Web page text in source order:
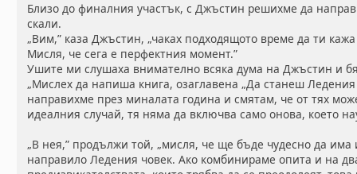
Близо до финалния участък, с Джъстин решихме да
скали.
„Вим,” каза Джъстин, „чаках подходящото време да ти
Мисля, че сега е перфектния момент.”
Ушите ми слушаха внимателно всяка дума на Джъстин и
„Мислех да напиша книга, озаглавена „Да станеш
направихме през миналата година и смятам, че от тях
идеалния случай, тя няма да включва само онова, което
„В нея,” продължи той, „мисля, че ще бъде чудесно да има
направило Ледения човек. Ако комбинираме опита и на